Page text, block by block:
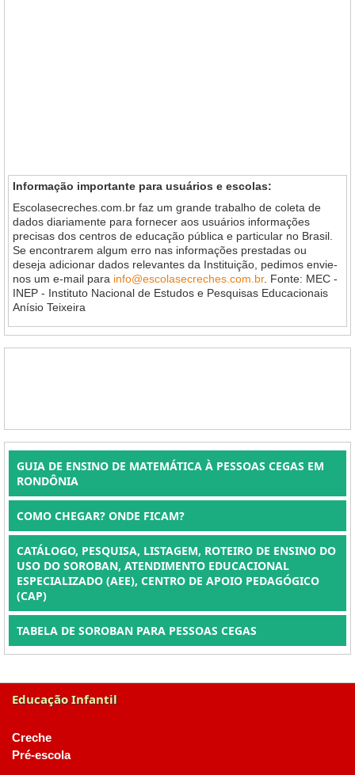
Informação importante para usuários e escolas:
Escolasecreches.com.br faz um grande trabalho de coleta de
dados diariamente para fornecer aos usuários informações
precisas dos centros de educação pública e particular no Brasil.
Se encontrarem algum erro nas informações prestadas ou
deseja adicionar dados relevantes da Instituição, pedimos envie-
nos um e-mail para info@escolasecreches.com.br. Fonte: MEC -
INEP - Instituto Nacional de Estudos e Pesquisas Educacionais
Anísio Teixeira
GUIA DE ENSINO DE MATEMÁTICA À PESSOAS CEGAS EM
RONDÔNIA
COMO CHEGAR? ONDE FICAM?
CATÁLOGO, PESQUISA, LISTAGEM, ROTEIRO DE ENSINO DO
USO DO SOROBAN, ATENDIMENTO EDUCACIONAL
ESPECIALIZADO (AEE), CENTRO DE APOIO PEDAGÓGICO
(CAP)
TABELA DE SOROBAN PARA PESSOAS CEGAS
Educação Infantil
Creche
Pré-escola